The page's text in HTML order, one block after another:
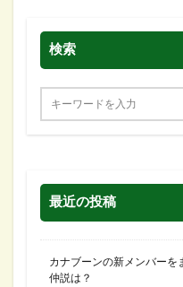
検索
最近の投稿
カナブーンの新メンバーを
仲説は？